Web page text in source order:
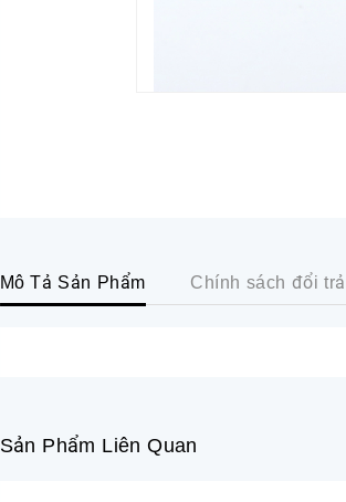
Mô Tả Sản Phẩm Chính sách đổi trả
Sản Phẩm Liên Quan